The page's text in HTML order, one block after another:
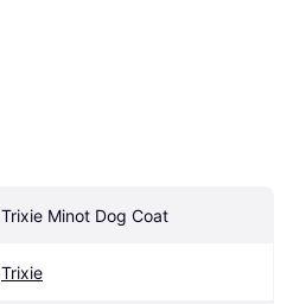
Trixie Minot Dog Coat
Trixie